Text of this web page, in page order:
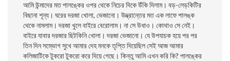
আমি উন্মাদের মত পালঙ্কের ওপর থেকে নিচের দিকে উঁকি দিলাম। বড়-লেড়কিটির
বিছানা শূন্য। ঘরের দরজা খােলা, ভেজানাে। উদ্ভ্রান্তের মত এক লাফে পালঙ্ক
থেকে নামলাম। দরজা খুলে বাইরে বেরােলাম। না সে উধাও। কোথাও সে নেই।
বাইরে যাবার দরজার ছিটকিনি খােলা। দরজা ভেজানাে। যে উপযাচক হয়ে পর পর
তিন দিন সম্ভোগ সুখে আমার দেহ মনকে তৃপ্তি দিয়েছিল সেই আজ আমার
কলিজাটিকে টুকরাে টুকরাে করে দিয়ে গেছে। কিন্তু আমি এখন করি কি? পালঙ্কের